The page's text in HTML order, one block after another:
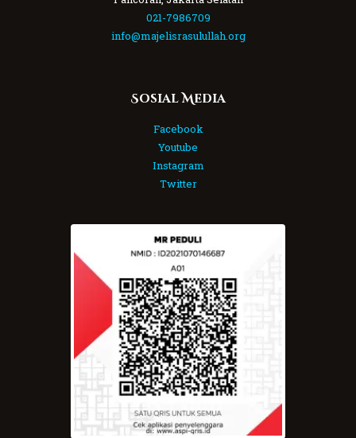
021-7986709
info@majelisrasulullah.org
Sosial Media
Facebook
Youtube
Instagram
Twitter